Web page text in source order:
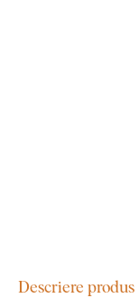
Descriere produs